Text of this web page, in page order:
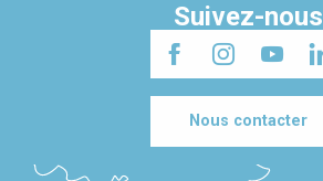
Suivez-nous
Nous contacter